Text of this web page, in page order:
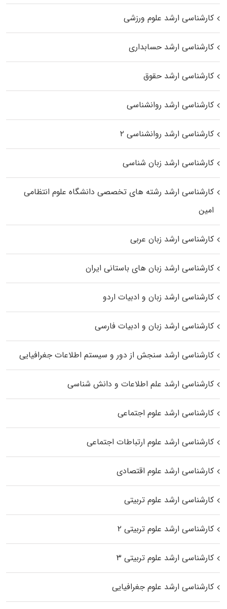
کارشناسی ارشد علوم ورزشی
کارشناسی ارشد حسابداری
کارشناسی ارشد حقوق
کارشناسی ارشد روانشناسی
کارشناسی ارشد روانشناسی ۲
کارشناسی ارشد زبان شناسی
کارشناسی ارشد رﺷﺘﻪ ﻫﺎی تخصصی داﻧﺸﮕﺎه ﻋﻠﻮم انتظامی
اﻣﻴﻦ
کارشناسی ارشد زبان عربی
کارشناسی ارشد زبان‌ های باستانی ایران
کارشناسی ارشد زبان و ادبیات اردو
کارشناسی ارشد زبان و ادبیات فارسی
کارشناسی ارشد سنجش از دور و سیستم اطلاعات جغرافیایی
کارشناسی ارشد علم اطلاعات و دانش شناسی
کارشناسی ارشد علوم اجتماعی
کارشناسی ارشد علوم ارتباطات اجتماعی
کارشناسی ارشد علوم اقتصادی
کارشناسی ارشد علوم تربیتی
کارشناسی ارشد علوم تربیتی ۲
کارشناسی ارشد علوم تربیتی ۳
کارشناسی ارشد علوم جغرافیایی